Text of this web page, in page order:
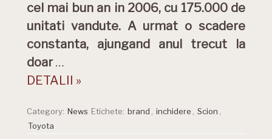
cel mai bun an in 2006, cu 175.000 de
unitati vandute. A urmat o scadere
constanta, ajungand anul trecut la
doar…
DETALII »
Category: News Etichete: brand inchidere Scion
Toyota